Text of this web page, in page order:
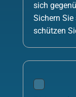
sich
Sichern
schützen